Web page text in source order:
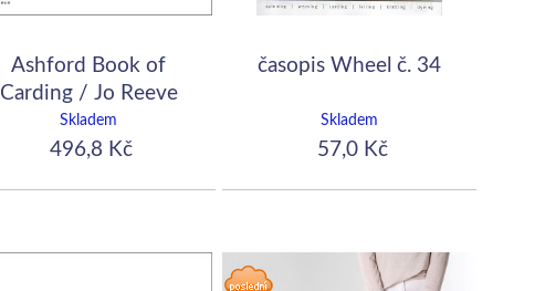
Ashford Book of
Carding / Jo Reeve
Skladem
496,8 Kč
časopis Wheel č. 34
Skladem
57,0 Kč